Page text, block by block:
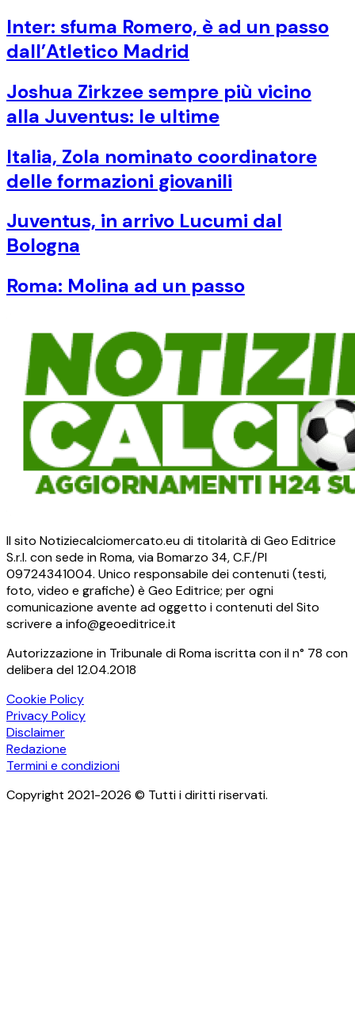
Inter: sfuma Romero, è ad un passo
dall’Atletico Madrid
Joshua Zirkzee sempre più vicino
alla Juventus: le ultime
Italia, Zola nominato coordinatore
delle formazioni giovanili
Juventus, in arrivo Lucumi dal
Bologna
Roma: Molina ad un passo
Il sito Notiziecalciomercato.eu di titolarità di Geo Editrice
S.r.l. con sede in Roma, via Bomarzo 34, C.F./PI
09724341004. Unico responsabile dei contenuti (testi,
foto, video e grafiche) è Geo Editrice; per ogni
comunicazione avente ad oggetto i contenuti del Sito
scrivere a info@geoeditrice.it
Autorizzazione in Tribunale di Roma iscritta con il n° 78 con
delibera del 12.04.2018
Cookie Policy
Privacy Policy
Disclaimer
Redazione
Termini e condizioni
Copyright 2021-2026 © Tutti i diritti riservati.